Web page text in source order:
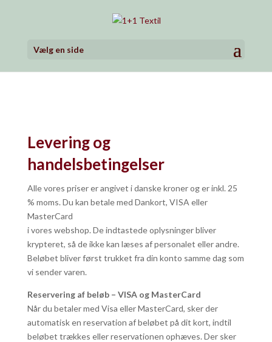
Vælg en side
Levering og
handelsbetingelser
Alle vores priser er angivet i danske kroner og er inkl. 25
% moms. Du kan betale med Dankort, VISA eller
MasterCard
i vores webshop. De indtastede oplysninger bliver
krypteret, så de ikke kan læses af personalet eller andre.
Beløbet bliver først trukket fra din konto samme dag som
vi sender varen.
Reservering af beløb – VISA og MasterCard
Når du betaler med Visa eller MasterCard, sker der
automatisk en reservation af beløbet på dit kort, indtil
beløbet trækkes eller reservationen ophæves. Der sker